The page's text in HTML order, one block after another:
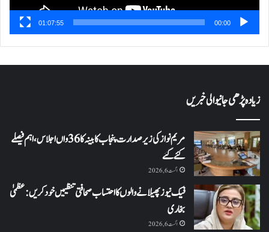
00:00
01:07:55
زیادہ پڑھی جانیوالی خبریں
مریم نواز کی زیر صدارت پنجاب کابینہ کا 36واں اجلاس،اہم فیصلے
کئے گئے
اگست 6, 2026
فیک نیوز پھیلانے والوں کا احتساب صحافتی تنظیمیں خود کریں: عظمیٰ
بخاری
اگست 6, 2026